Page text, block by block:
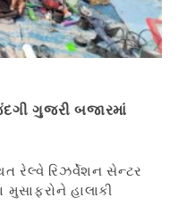
ગુજરી બજારમાં